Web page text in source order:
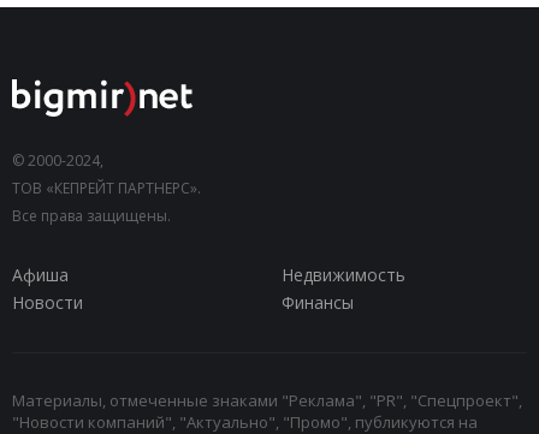
© 2000-2024,
ТОВ «КЕПРЕЙТ ПАРТНЕРС».
Все права защищены.
Афиша
Недвижимость
Новости
Финансы
Материалы, отмеченные знаками "Реклама", "PR", "Спецпроект",
"Новости компаний", "Актуально", "Промо", публикуются на